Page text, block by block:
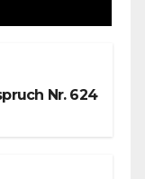
Nr. 624